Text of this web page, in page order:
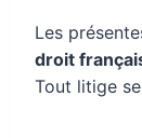
Les
droit
Tout litige